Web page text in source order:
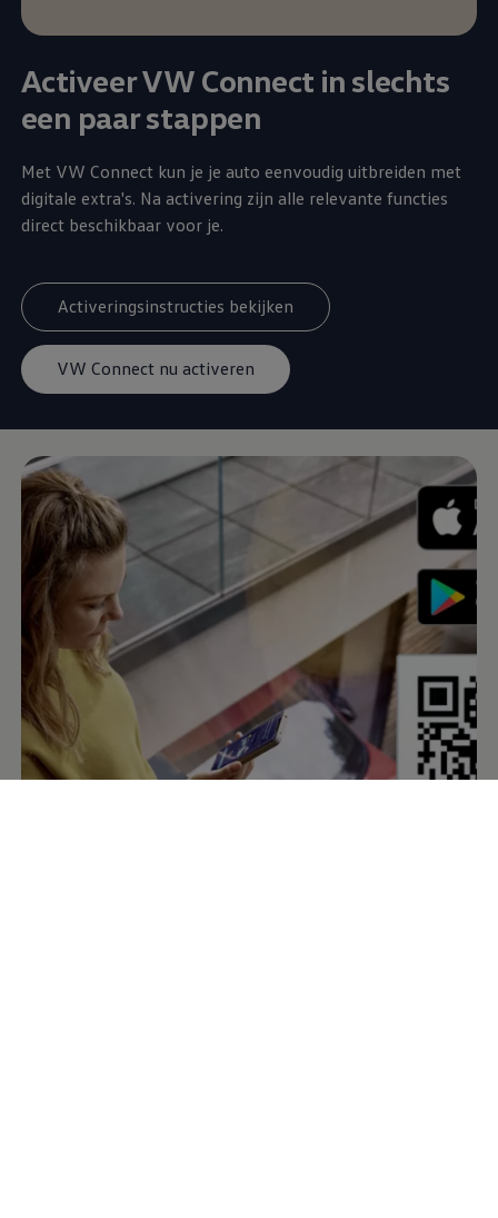
Activeer VW Connect in slechts
een paar stappen
Met VW Connect kun je je auto eenvoudig uitbreiden met
digitale extra's. Na activering zijn alle relevante functies
direct beschikbaar voor je.
Activeringsinstructies bekijken
VW Connect nu activeren